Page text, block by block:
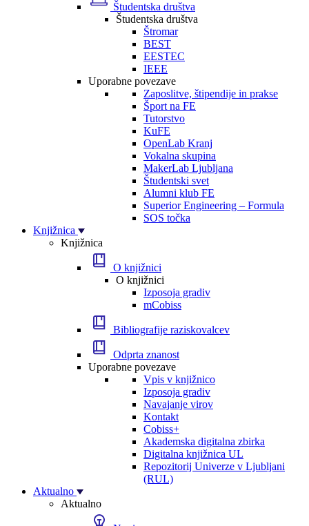
Študentska društva
Študentska društva
Štromar
BEST
EESTEC
IEEE
Uporabne povezave
Zaposlitve, štipendije in prakse
Šport na FE
Tutorstvo
KuFE
OpenLab Kranj
Vokalna skupina
MakerLab Ljubljana
Študentski svet
Alumni klub FE
Superior Engineering – Formula
SOS točka
Knjižnica
Knjižnica
O knjižnici
O knjižnici
Izposoja gradiv
mCobiss
Bibliografije raziskovalcev
Odprta znanost
Uporabne povezave
Vpis v knjižnico
Izposoja gradiv
Navajanje virov
Kontakt
Cobiss+
Akademska digitalna zbirka
Digitalna knjižnica UL
Repozitorij Univerze v Ljubljani
(RUL)
Aktualno
Aktualno